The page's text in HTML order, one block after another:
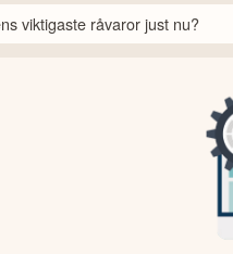
viktigaste råvaror just nu?